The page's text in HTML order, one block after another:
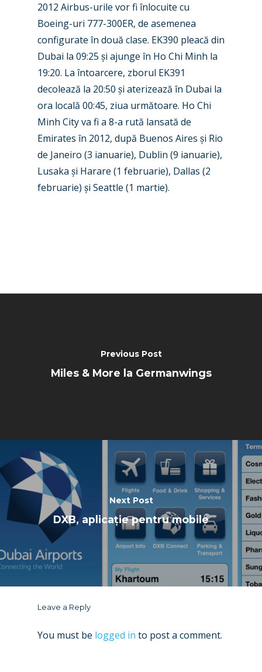
2012 Airbus-urile vor fi înlocuite cu
Boeing-uri 777-300ER, de asemenea
configurate în două clase. EK390 pleacă din
Dubai la 09:25 și ajunge în Ho Chi Minh la
19:20. La întoarcere, zborul EK391
decolează la 20:50 și aterizează în Dubai la
ora locală 00:45, ziua următoare. Ho Chi
Minh City va fi a 8-a rută lansată de
Emirates în 2012, după Buenos Aires și Rio
de Janeiro (3 ianuarie), Dublin (9 ianuarie),
Lusaka și Harare (1 februarie), Dallas (2
februarie) și Seattle (1 martie).
Previous Post
Miles & More la Germanwings
Next Post
DXB, aplicație pentru mobile
Leave a Reply
You must be logged in to post a comment.
New Routes
Industry
Accidents / Incidents
Airshows
Dubai 2025
Paris 2025
Farnborough 2024
Business Jets
Military
Trip Reports